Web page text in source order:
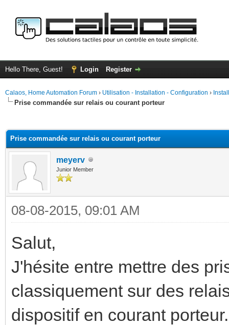
Hello There, Guest! Login Register
Calaos, Home Automation Forum › Utilisation - Installation - Configuration ›
Prise commandée sur relais ou courant porteur
Prise commandée sur relais ou courant porteur
meyerv
Junior Member
08-08-2015, 09:01 AM
Salut,
J'hésite entre mettre des
classiquement sur des
dispositif en courant porteur.